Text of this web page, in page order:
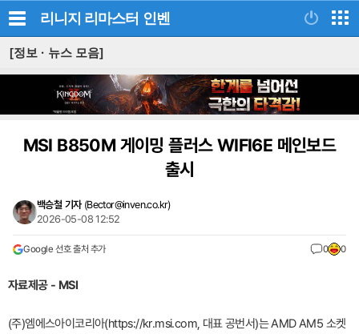
리니지 리마스터 인벤
[정보 · 뉴스 모음]
MSI B850M 게이밍 플러스 WIFI6E 메인보드
출시
백승철 기자 (Bector@inven.co.kr)
2026-05-08 12:52
Google 선호 출처 추가 0 0
자료제공 - MSI
(주)엠에스아이코리아(https://kr.msi.com, 대표 공번서)는 AMD AM5 소켓